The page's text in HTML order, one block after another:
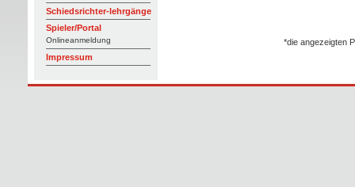
Schiedsrichter-lehrgänge
Spieler/Portal
Onlineanmeldung
Impressum
*die angezeigten